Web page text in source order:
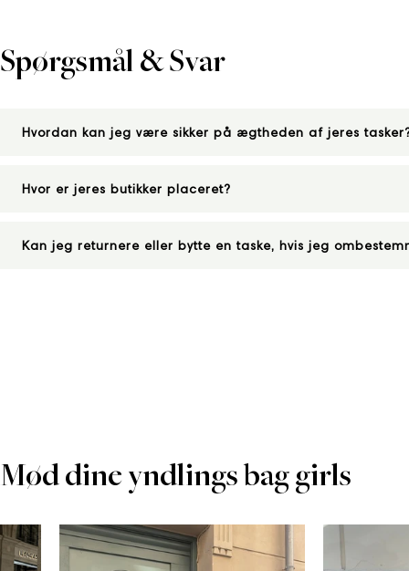
Spørgsmål & Svar
Hvordan kan jeg være sikker på ægtheden af jeres
Hvor er jeres butikker placeret?
Kan jeg returnere eller bytte en taske, hvis jeg
Mød dine yndlings bag girls